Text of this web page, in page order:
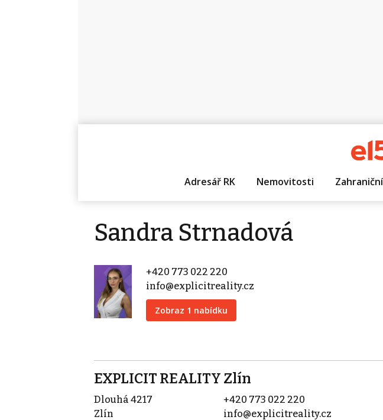
Adresář RK Nemovitosti
Sandra Strnadová
+420 773 022 220
info@explicitreality.cz
Zobraz 1 nabídku
EXPLICIT REALITY Zlín
Dlouhá 4217
Zlín
+420 773 022 220
info@explicitreality.cz